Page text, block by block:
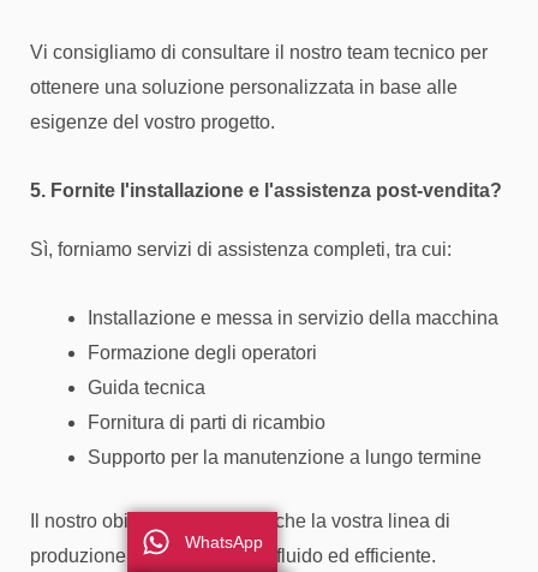
Vi consigliamo di consultare il nostro team tecnico per
ottenere una soluzione personalizzata in base alle
esigenze del vostro progetto.
5. Fornite l'installazione e l'assistenza post-vendita?
Sì, forniamo servizi di assistenza completi, tra cui:
Installazione e messa in servizio della macchina
Formazione degli operatori
Guida tecnica
Fornitura di parti di ricambio
Supporto per la manutenzione a lungo termine
Il nostro obiettivo è garantire che la vostra linea di
produzione funzioni in modo fluido ed efficiente.
WhatsApp